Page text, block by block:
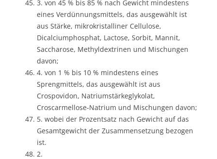
3. von 45 % bis 85 % nach Gewicht mindestens
eines Verdünnungsmittels, das ausgewählt ist
aus Stärke, mikrokristalliner Cellulose,
Dicalciumphosphat, Lactose, Sorbit, Mannit,
Saccharose, Methyldextrinen und Mischungen
davon;
4. von 1 % bis 10 % mindestens eines
Sprengmittels, das ausgewählt ist aus
Crospovidon, Natriumstärkeglykolat,
Croscarmellose-Natrium und Mischungen davon;
5. wobei der Prozentsatz nach Gewicht auf das
Gesamtgewicht der Zusammensetzung bezogen
ist.
2.